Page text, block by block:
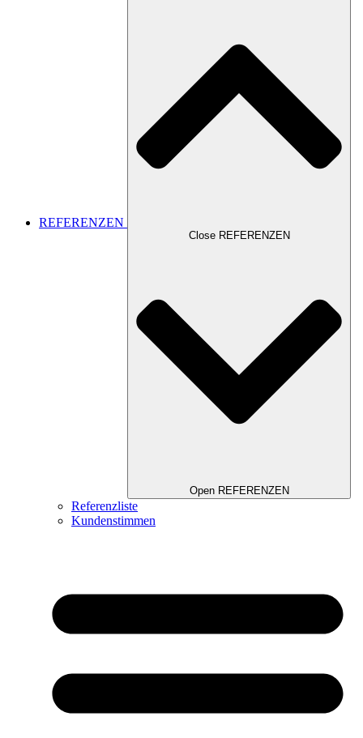
REFERENZEN
Close REFERENZEN
Open REFERENZEN
Referenzliste
Kundenstimmen